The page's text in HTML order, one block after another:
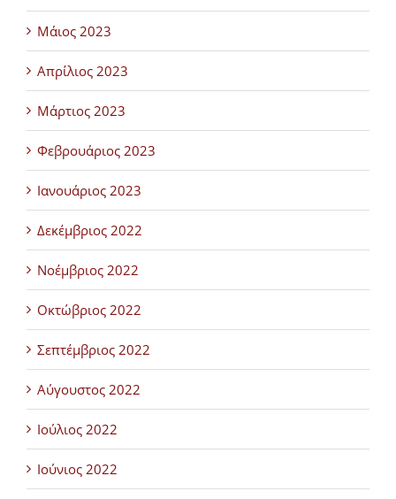
Μάιος 2023
Απρίλιος 2023
Μάρτιος 2023
Φεβρουάριος 2023
Ιανουάριος 2023
Δεκέμβριος 2022
Νοέμβριος 2022
Οκτώβριος 2022
Σεπτέμβριος 2022
Αύγουστος 2022
Ιούλιος 2022
Ιούνιος 2022